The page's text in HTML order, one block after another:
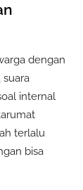
dengan
internal
terlalu
bisa